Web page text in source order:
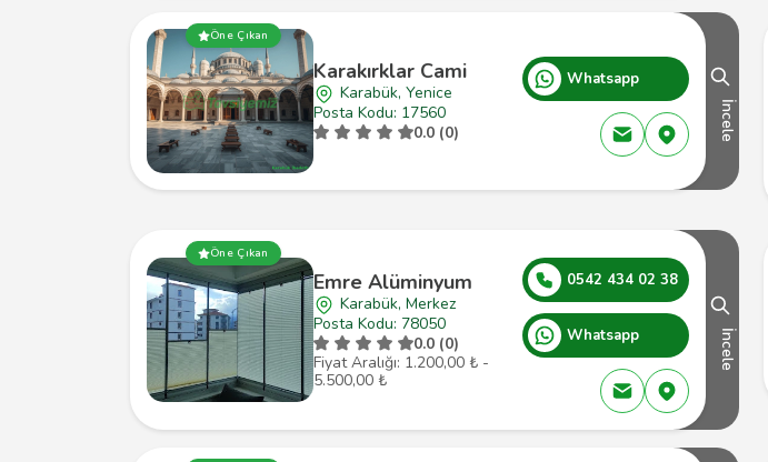
Öne Çıkan
Karakırklar Cami
Karabük, Yenice
Posta Kodu: 17560
0.0 (0)
Whatsapp
İncele
Öne Çıkan
Emre Alüminyum
Karabük, Merkez
Posta Kodu: 78050
0.0 (0)
Fiyat Aralığı: 1.200,00 ₺ -
5.500,00 ₺
0542 434 02 38
Whatsapp İncele